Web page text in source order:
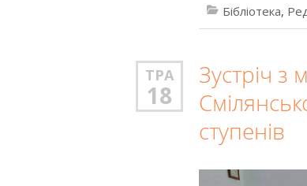
Бібліотека,
ТРА
18
Зустріч з
ступенів